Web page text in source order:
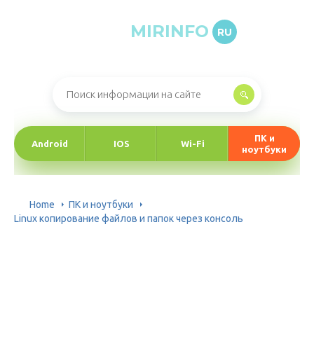
MIRINFO RU
Android IOS Wi-Fi
ПК и
ноутбуки
Home
ПК и ноутбуки
Linux копирование файлов и папок через консоль